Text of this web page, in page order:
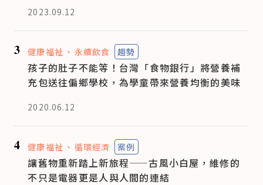
2023.09.12
3 健康福祉 永續飲食 趨勢
孩子的肚子不能等！台灣「食物銀行」將營養補
充包送往偏鄉學校，為學童帶來營養均衡的美味
2020.06.12
4 健康福祉 循環經濟 案例
讓舊物重新踏上新旅程——古風小白屋，維修的
不只是電器更是人與人間的連結